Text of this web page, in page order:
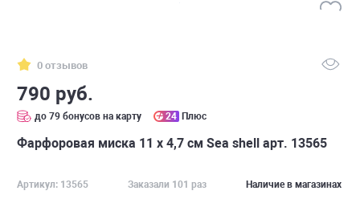
0 отзывов
790 руб.
до 79 бонусов на карту 24 Плюс
Фарфоровая миска 11 х 4,7 см Sea shell арт. 13565
Артикул: 13565 Заказали 101 раз Наличие в магазинах